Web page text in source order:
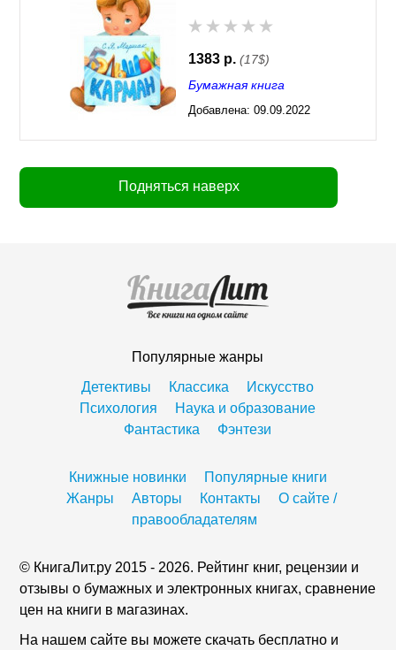
1383 р. (17$)
Бумажная книга
Добавлена: 09.09.2022
Подняться наверх
Популярные жанры
Детективы
Классика
Искусство
Психология
Наука и образование
Фантастика
Фэнтези
Книжные новинки
Популярные книги
Жанры
Авторы Контакты
О сайте /
правообладателям
© КнигаЛит.ру 2015 - 2026. Рейтинг книг, рецензии и
отзывы о бумажных и электронных книгах, сравнение
цен на книги в магазинах.
На нашем сайте вы можете скачать бесплатно и